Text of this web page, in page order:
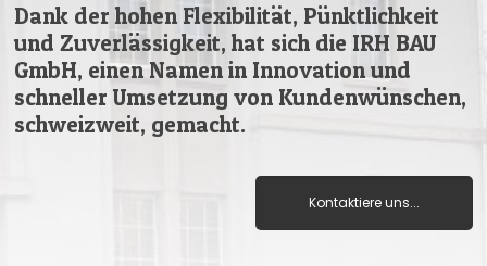
Dank der hohen Flexibilität, Pünktlichkeit
und Zuverlässigkeit, hat sich die IRH BAU
GmbH, einen Namen in Innovation und
schneller Umsetzung von Kundenwünschen,
schweizweit, gemacht.
Kontaktiere uns...